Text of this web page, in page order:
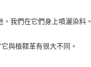
我們在它們身上噴灑染料。
與植鞣革有很大不同。